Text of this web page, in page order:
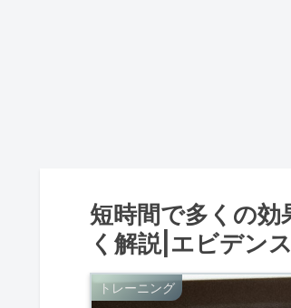
短時間で多くの効
く解説|エビデン
トレーニング